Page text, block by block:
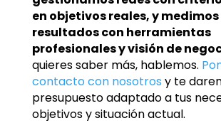
en objetivos reales, y medimos
resultados con herramientas
profesionales y visión de
quieres saber más, hablemos.
contacto con nosotros y te
presupuesto adaptado a tus
objetivos y situación actual.